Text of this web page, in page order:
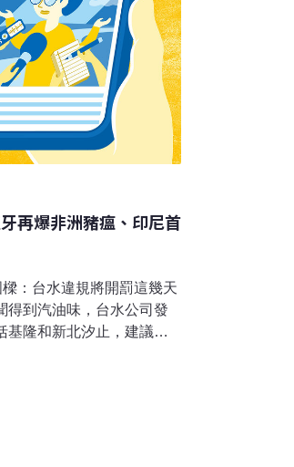
再爆非洲豬瘟、印尼首
：台水違規將開罰這幾天
得到汽油味，台水公司發
基隆和新北汐止，建議民
法安心，基隆市長謝國
》，市府最快將在週一